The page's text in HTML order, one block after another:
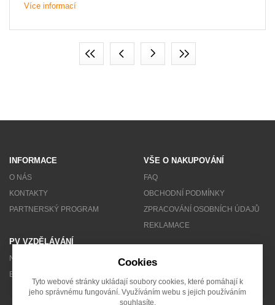
Více informací
INFORMACE
O NÁS
KONTAKTY
PARTNERSKÝ PROGRAM
VŠE O NAKUPOVÁNÍ
FAQ
OBCHODNÍ PODMÍNKY
ZPRACOVÁNÍ OSOBNÍCH ÚDAJŮ
REKLAMACE
PV VZDĚLÁVÁNÍ
NEWSLETTER
BLOG
Cookies
Tyto webové stránky ukládají soubory cookies, které pomáhají k
jeho správnému fungování. Využíváním webu s jejich používáním
souhlasíte.